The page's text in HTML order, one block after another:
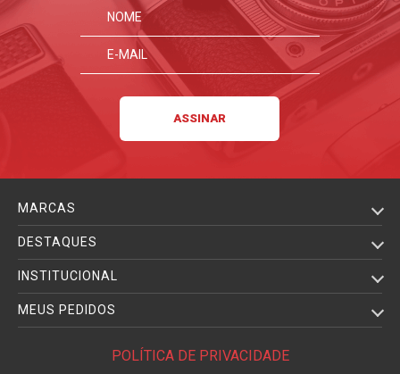
MARCAS
DESTAQUES
INSTITUCIONAL
MEUS PEDIDOS
POLÍTICA DE PRIVACIDADE